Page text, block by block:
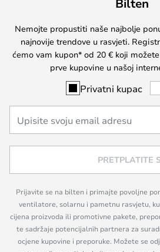
Nemojte propustiti naše najbolje
najnovije trendove u rasvjeti.
ćemo vam kupon* od 20 € koji
prve kupovine u našoj
Privatni kupac
PRETPLATITE
Prijavite se na bilten i primajte povoljne
ventilatore, solarnu i pametnu rasvjetu,
cijena proizvoda ili promotivne pakete,
te sadržaje potencijalnih partnera za
ocjene kupovine i preporuke. Možete se